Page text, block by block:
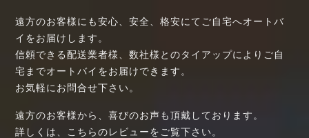
遠方のお客様にも安心、安全、格安にてご自宅へオートバ
イをお届けします。
信頼できる配送業者様、数社様とのタイアップによりご自
宅までオートバイをお届けできます。
お気軽にお問合せ下さい。
遠方のお客様から、喜びのお声も頂戴しております。
詳しくは、こちらのレビューをご覧下さい。